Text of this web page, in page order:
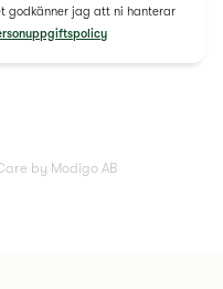
godkänner jag att ni hanterar
by Modigo AB